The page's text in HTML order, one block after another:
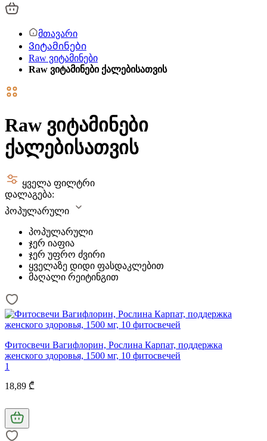
მთავარი
Ვიტამინები
Raw ვიტამინები
Raw ვიტამინები ქალებისათვის
Raw ვიტამინები
ქალებისათვის
ყველა ფილტრი
დალაგება:
პოპულარული
პოპულარული
ჯერ იაფია
ჯერ უფრო ძვირი
ყველაზე დიდი ფასდაკლებით
მაღალი რეიტინგით
Фитосвечи Вагифлорин, Рослина Карпат, поддержка
женского здоровья, 1500 мг, 10 фитосвечей
1
18,89 ₾